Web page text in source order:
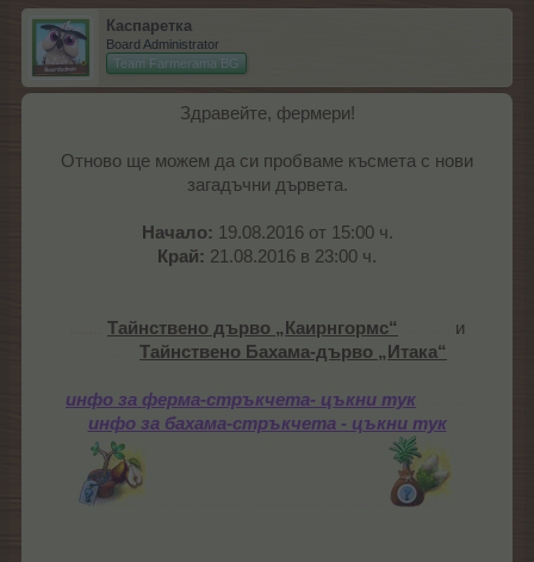
Каспаретка
Board Administrator
Team Farmerama BG
Здравейте, фермери!
Отново ще можем да си пробваме късмета с нови
загадъчни дървета.
Начало: 19.08.2016 от 15:00 ч.
Край: 21.08.2016 в 23:00 ч.
Тайнствено дърво „Каирнгормс“
и
Тайнствено Бахама-дърво „Итака“
инфо за ферма-стръкчета- цъкни тук
инфо за бахама-стръкчета - цъкни тук